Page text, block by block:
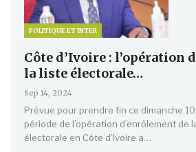
POLITIQUE ET INTER
Côte d’Ivoire : l’opération
la liste électorale…
Sep 14, 2024
Prévue pour prendre fin ce dimanche
période de l’opération d’enrôlement de
électorale en Côte d’Ivoire a…